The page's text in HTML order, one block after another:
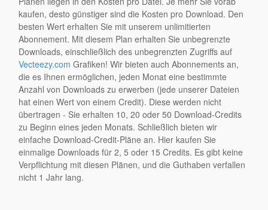
kaufen, desto günstiger sind die Kosten pro Download. Den
besten Wert erhalten Sie mit unserem unlimitierten
Abonnement. Mit diesem Plan erhalten Sie unbegrenzte
Downloads, einschließlich des unbegrenzten Zugriffs auf
Vecteezy.com Grafiken! Wir bieten auch Abonnements an,
die es Ihnen ermöglichen, jeden Monat eine bestimmte
Anzahl von Downloads zu erwerben (jede unserer Dateien
hat einen Wert von einem Credit). Diese werden nicht
übertragen - Sie erhalten 10, 20 oder 50 Download-Credits
zu Beginn eines jeden Monats. Schließlich bieten wir
einfache Download-Credit-Pläne an. Hier kaufen Sie
einmalige Downloads für 2, 5 oder 15 Credits. Es gibt keine
Verpflichtung mit diesen Plänen, und die Guthaben verfallen
nicht 1 Jahr lang.